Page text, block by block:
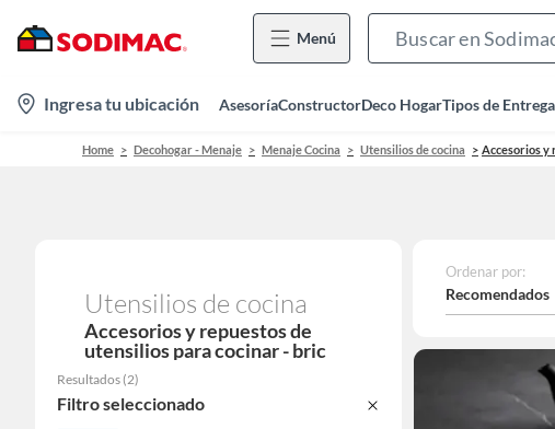
Menú
location-
icon
Ingresa tu ubicación AsesoríaConstructorDeco HogarTipos de Entrega
Home Decohogar - Menaje Menaje Cocina Utensilios de cocina Accesorios y
Utensilios de cocina
Accesorios y repuestos de
utensilios para cocinar - bric
Resultados (2)
Filtro seleccionado
Ordenar por:
Recomendados